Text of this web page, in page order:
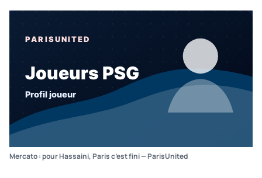
Mercato : pour Hassaini, Paris c’est fini — ParisUnited